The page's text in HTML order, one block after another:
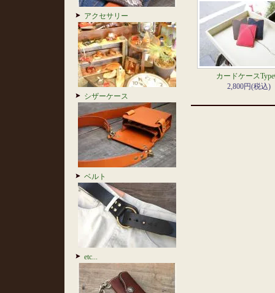
アクセサリー
シザーケース
ベルト
etc...
カードケース
2,800円(税込)